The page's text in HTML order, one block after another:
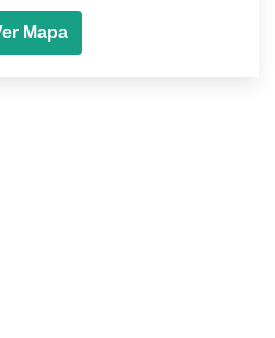
Mapa